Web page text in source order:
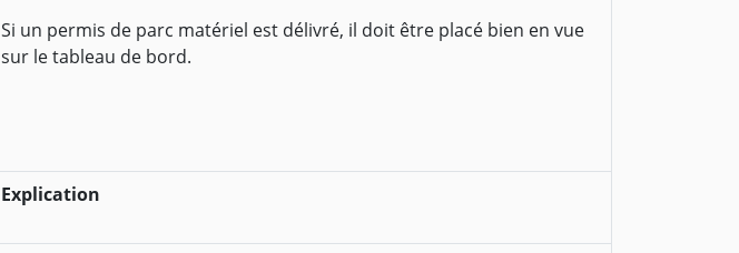
Si un permis de parc matériel est délivré, il doit être placé bien en vue
sur le tableau de bord.
Explication